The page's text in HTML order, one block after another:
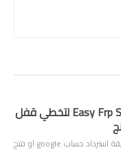
تحميل اداة Easy Frp Samsung Tool لتخطي قفل
برنامج Easy Samsung Frp Tool يبحث الكثير عن طريقة استرداد حساب google او فتح